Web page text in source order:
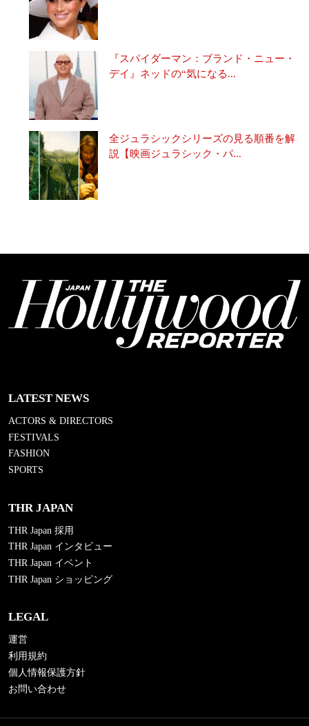
『スパイダーマン：ブランド・ニュー・
デイ』ネッドの“気になる...
全ジュラシックシリーズの見る順番を解
説【映画ジュラシック・パ...
LATEST NEWS
ACTORS & DIRECTORS
FESTIVALS
FASHION
SPORTS
THR JAPAN
THR Japan 採用
THR Japan インタビュー
THR Japan イベント
THR Japan ショッピング
LEGAL
運営
利用規約
個人情報保護方針
お問い合わせ